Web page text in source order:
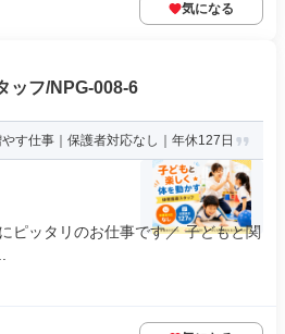
気になる
ッフ/NPG-008-6
す仕事｜保護者対応なし｜年休127日
ピッタリのお仕事です／ 子どもと関